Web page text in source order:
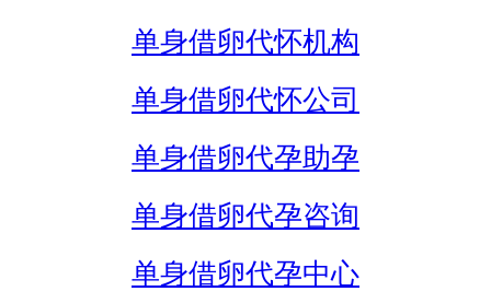
单身借卵代怀机构
单身借卵代怀公司
单身借卵代孕助孕
单身借卵代孕咨询
单身借卵代孕中心